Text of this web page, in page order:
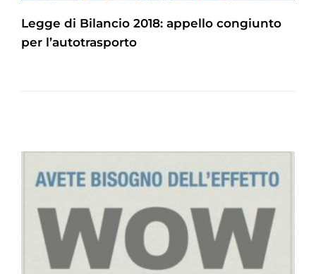
Legge di Bilancio 2018: appello congiunto
per l’autotrasporto